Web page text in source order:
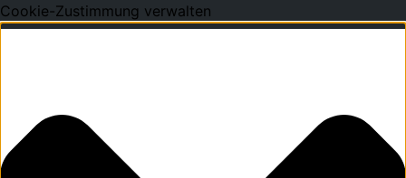
Cookie-Zustimmung verwalten